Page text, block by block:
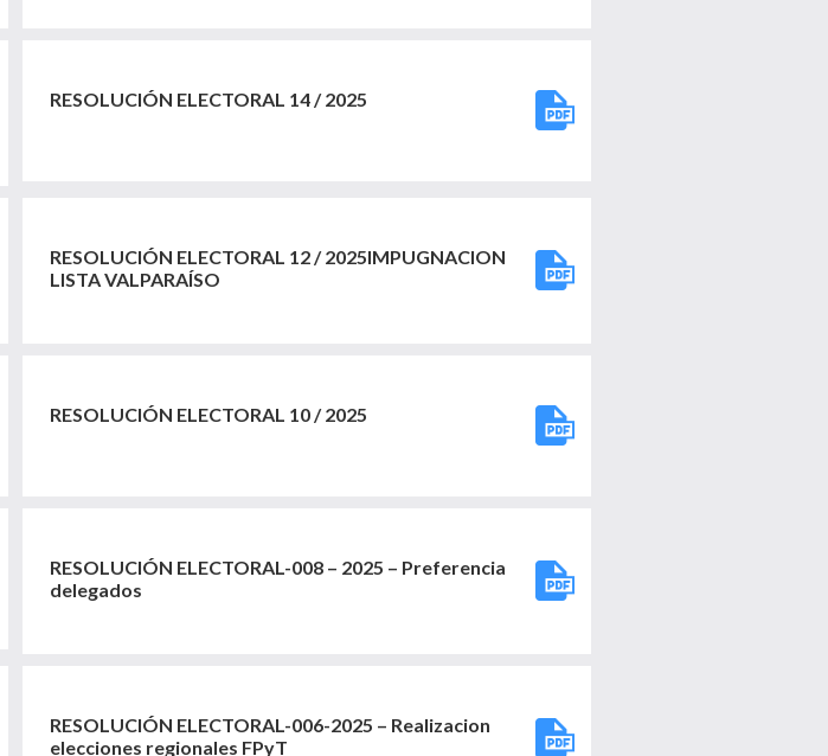
RESOLUCIÓN ELECTORAL 14 / 2025
RESOLUCIÓN ELECTORAL 12 / 2025IMPUGNACION
LISTA VALPARAÍSO
RESOLUCIÓN ELECTORAL 10 / 2025
RESOLUCIÓN ELECTORAL-008 – 2025 – Preferencia
delegados
RESOLUCIÓN ELECTORAL-006-2025 – Realizacion
elecciones regionales FPyT